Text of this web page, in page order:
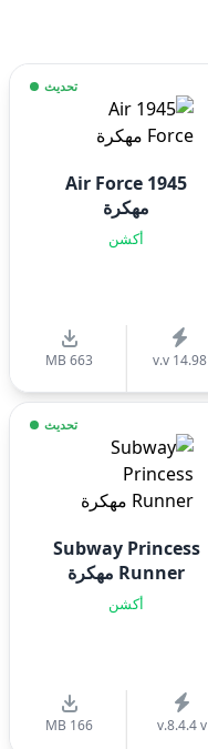
تحديث
1945 Air Force
مهكرة
أكشن
v.v 14.98
663 MB
تحديث
Subway Princess
Runner مهكرة
أكشن
v.8.4.4 v
166 MB